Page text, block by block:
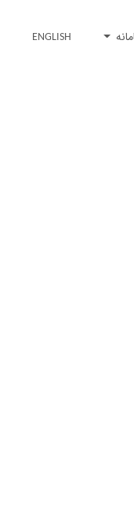
ENGLISH